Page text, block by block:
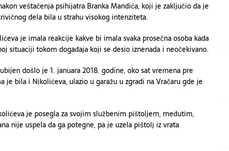
veštačenja psihijatra Branka Mandića, koji je zaključio da je
dela bila u strahu visokog intenziteta.
je imala reakcije kakve bi imala svaka prosečna osoba kada
situaciji tokom događaja koji se desio iznenada i neočekivano.
došlo je 1. januara 2018. godine, oko sat vremena pre
je bila i Nikolićeva, ulazio u garažu u zgradi na Vračaru gde je
je posegla za svojim službenim pištoljem, međutim,
nije uspela da ga potegne, pa je uzela pištolj iz vrata